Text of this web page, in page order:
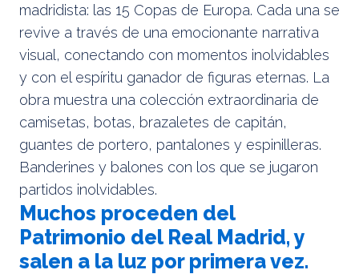
madridista: las 15 Copas de Europa. Cada una se
revive a través de una emocionante narrativa
visual, conectando con momentos inolvidables
y con el espíritu ganador de figuras eternas. La
obra muestra una colección extraordinaria de
camisetas, botas, brazaletes de capitán,
guantes de portero, pantalones y espinilleras.
Banderines y balones con los que se jugaron
partidos inolvidables.
Muchos proceden del
Patrimonio del Real Madrid, y
salen a la luz por primera vez.